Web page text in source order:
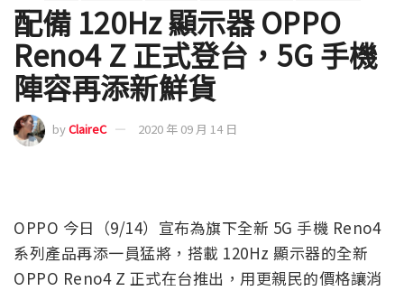
配備 120Hz 顯示器 OPPO
Reno4 Z 正式登台，5G 手機
陣容再添新鮮貨
byClaireC 2020 年 09 月 14 日
OPPO 今日（9/14）宣布為旗下全新 5G 手機 Reno4
系列產品再添一員猛將，搭載 120Hz 顯示器的全新
OPPO Reno4 Z 正式在台推出，用更親民的價格讓消